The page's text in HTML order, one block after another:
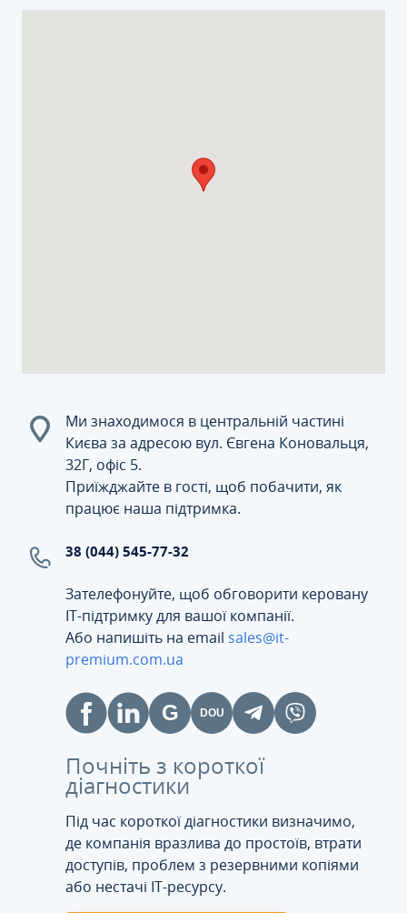
Ми знаходимося в центральній частині
Києва за адресою вул. Євгена Коновальця,
32Г, офіс 5.
Приїжджайте в гості, щоб побачити, як
працює наша підтримка.
38 (044) 545-77-32
Зателефонуйте, щоб обговорити керовану
ІТ-підтримку для вашої компанії.
Або напишіть на email sales@it-
premium.com.ua
Почніть з короткої
діагностики
Під час короткої діагностики визначимо,
де компанія вразлива до простоїв, втрати
доступів, проблем з резервними копіями
або нестачі IT-ресурсу.